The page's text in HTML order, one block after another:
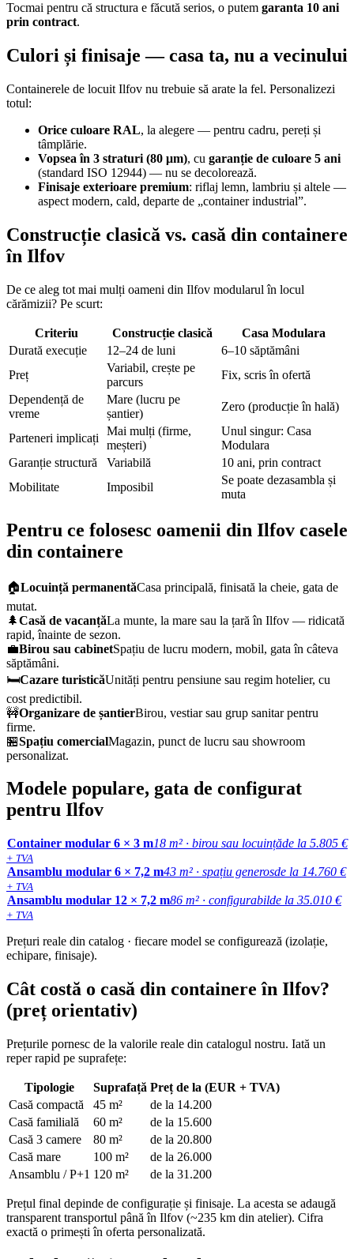
Tocmai pentru că structura e făcută serios, o putem garanta 10 ani
prin contract.
Culori și finisaje — casa ta, nu a vecinului
Containerele de locuit Ilfov nu trebuie să arate la fel. Personalizezi
totul:
Orice culoare RAL, la alegere — pentru cadru, pereți și
tâmplărie.
Vopsea în 3 straturi (80 μm), cu garanție de culoare 5 ani
(standard ISO 12944) — nu se decolorează.
Finisaje exterioare premium: riflaj lemn, lambriu și altele —
aspect modern, cald, departe de „container industrial”.
Construcție clasică vs. casă din containere
în Ilfov
De ce aleg tot mai mulți oameni din Ilfov modularul în locul
cărămizii? Pe scurt:
Criteriu Construcție clasică
Casa Modulara
Durată execuție
12–24 de luni
6–10 săptămâni
Preț
Variabil, crește pe
parcurs
Fix, scris în ofertă
Dependență de
vreme
Mare (lucru pe
șantier)
Zero (producție în hală)
Parteneri implicați
Mai mulți (firme,
meșteri)
Unul singur: Casa
Modulara
Garanție structură
Variabilă
10 ani, prin contract
Mobilitate
Imposibil
Se poate dezasambla și
muta
Pentru ce folosesc oamenii din Ilfov casele
din containere
🏠Locuință permanentăCasa principală, finisată la cheie, gata de
mutat.
🌲Casă de vacanțăLa munte, la mare sau la țară în Ilfov — ridicată
rapid, înainte de sezon.
💼Birou sau cabinetSpațiu de lucru modern, mobil, gata în câteva
săptămâni.
🛏️Cazare turisticăUnități pentru pensiune sau regim hotelier, cu
cost predictibil.
🚧Organizare de șantierBirou, vestiar sau grup sanitar pentru
firme.
🏪Spațiu comercialMagazin, punct de lucru sau showroom
personalizat.
Modele populare, gata de configurat
pentru Ilfov
Container modular 6 × 3 m18 m² · birou sau locuințăde la 5.805 €
+ TVA
Ansamblu modular 6 × 7,2 m43 m² · spațiu generosde la 14.760 €
+ TVA
Ansamblu modular 12 × 7,2 m86 m² · configurabilde la 35.010 €
+ TVA
Prețuri reale din catalog · fiecare model se configurează (izolație,
echipare, finisaje).
Cât costă o casă din containere în Ilfov?
(preț orientativ)
Prețurile pornesc de la valorile reale din catalogul nostru. Iată un
reper rapid pe suprafețe:
Tipologie Suprafață Preț de la (EUR + TVA)
Casă compactă
45 m²
de la 14.200
Casă familială
60 m²
de la 15.600
Casă 3 camere
80 m²
de la 20.800
Casă mare
100 m²
de la 26.000
Ansamblu / P+1 120 m² de la 31.200
Prețul final depinde de configurație și finisaje. La acesta se adaugă
transparent transportul până în Ilfov (~235 km din atelier). Cifra
exactă o primești în oferta personalizată.